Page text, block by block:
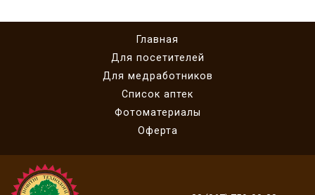
Главная
Для посетителей
Для медработников
Cписок аптек
Фотоматериалы
Оферта